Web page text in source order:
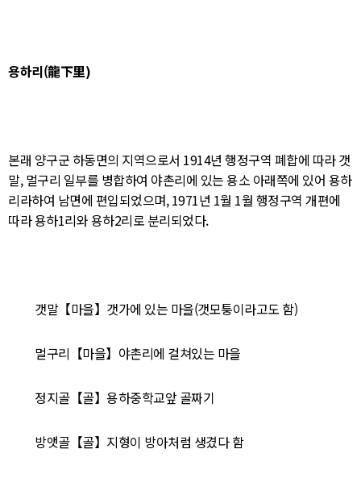
용하리(龍下里)
본래 양구군 하동면의 지역으로서 1914년 행정구역 폐합에 따라 갯
말, 멀구리 일부를 병합하여 야촌리에 있는 용소 아래쪽에 있어 용하
리라하여 남면에 편입되었으며, 1971년 1월 1월 행정구역 개편에
따라 용하1리와 용하2리로 분리되었다.
갯말【마을】갯가에 있는 마을(갯모퉁이라고도 함)
멀구리【마을】야촌리에 걸쳐있는 마을
정지골【골】용하중학교앞 골짜기
방앳골【골】지형이 방아처럼 생겼다 함